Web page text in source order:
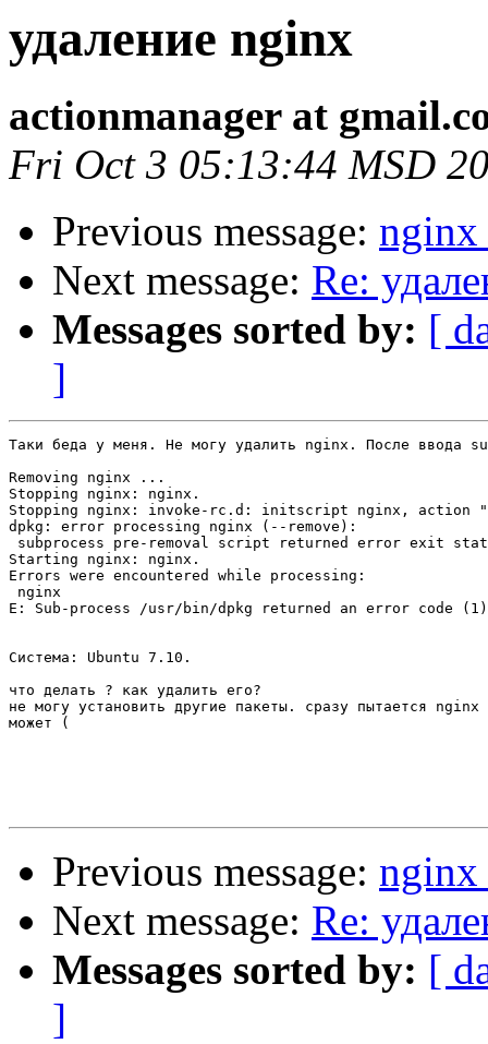
удаление nginx
actionmanager at
Fri Oct 3 05:13:44 MSD
Previous message: nginx
Next message: Re:
Messages sorted by: [
]
Таки беда у меня. Не могу удалить nginx. После ввода
Removing nginx ...
Stopping nginx: nginx.
Stopping nginx: invoke-rc.d: initscript nginx, action
dpkg: error processing nginx (--remove):
subprocess pre-removal script returned error exit
Starting nginx: nginx.
Errors were encountered while processing:
nginx
E: Sub-process /usr/bin/dpkg returned an error code (1)
Система: Ubuntu 7.10.
что делать ? как удалить его?
не могу установить другие пакеты. сразу пытается nginx
может (
Previous message: nginx
Next message: Re:
Messages sorted by: [
]